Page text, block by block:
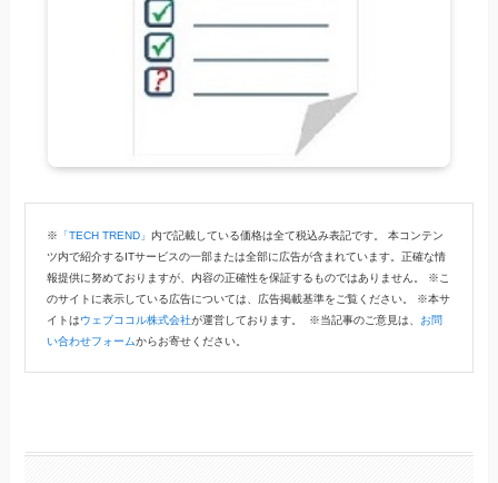
※ 「TECH TREND」 内で記載している価格は全て税込み表記です。 本コンテン
ツ内で紹介するITサービスの一部または全部に広告が含まれています。正確な情
報提供に努めておりますが、内容の正確性を保証するものではありません。 ※こ
のサイトに表示している広告については、広告掲載基準をご覧ください。 ※本サ
イトはウェブココル株式会社が運営しております。 ※当記事のご意見は、
お問
い合わせフォームからお寄せください。